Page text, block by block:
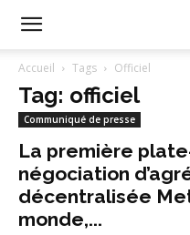
Accueil Tags Officiel
Tag: officiel
Communiqué de presse
La première
négociation
décentralisée
monde,...